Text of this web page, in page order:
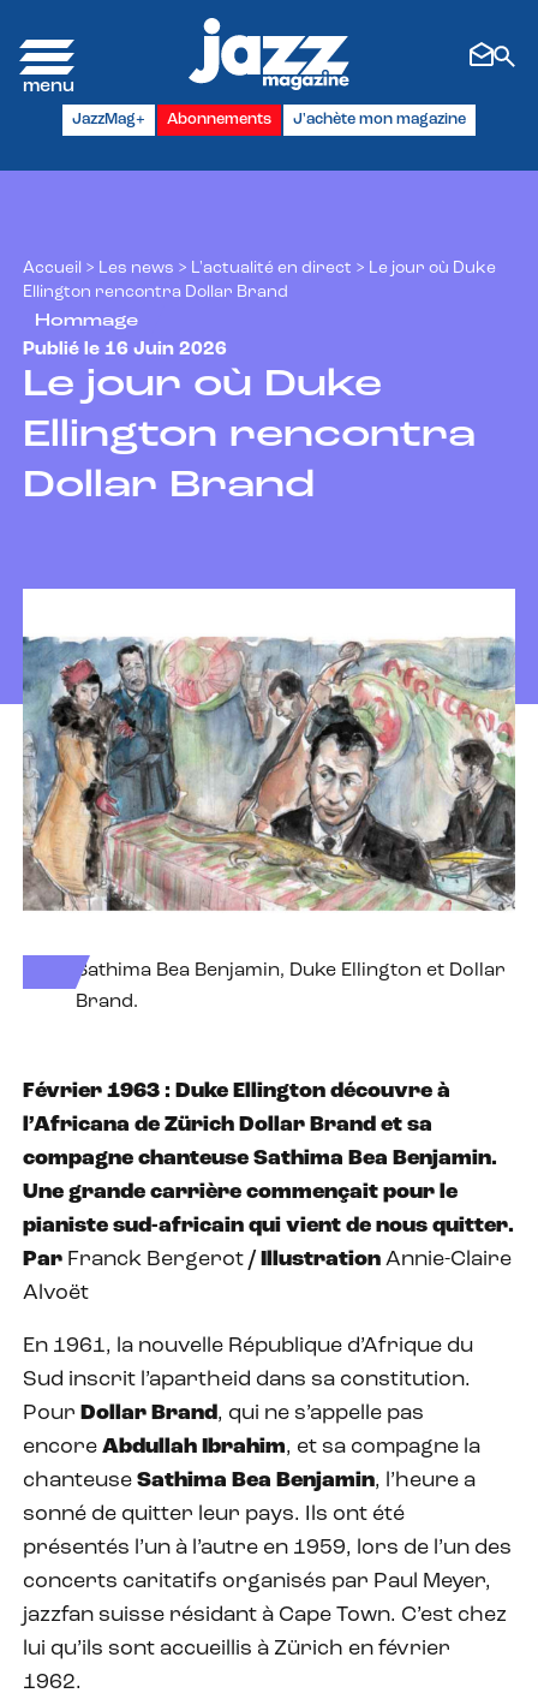
JazzMag+ Abonnements J'achète mon magazine
Accueil > Les news > L'actualité en direct > Le jour où Duke
Ellington rencontra Dollar Brand
Hommage
Publié le 16 Juin 2026
Le jour où Duke
Ellington rencontra
Dollar Brand
Sathima Bea Benjamin, Duke Ellington et Dollar
Brand.
Février 1963 : Duke Ellington découvre à
l’Africana de Zürich Dollar Brand et sa
compagne chanteuse Sathima Bea Benjamin.
Une grande carrière commençait pour le
pianiste sud-africain qui vient de nous quitter.
Par Franck Bergerot / Illustration Annie-Claire
Alvoët
En 1961, la nouvelle République d’Afrique du
Sud inscrit l’apartheid dans sa constitution.
Pour Dollar Brand, qui ne s’appelle pas
encore Abdullah Ibrahim, et sa compagne la
chanteuse Sathima Bea Benjamin, l’heure a
sonné de quitter leur pays. Ils ont été
présentés l’un à l’autre en 1959, lors de l’un des
concerts caritatifs organisés par Paul Meyer,
jazzfan suisse résidant à Cape Town. C’est chez
lui qu’ils sont accueillis à Zürich en février
1962.